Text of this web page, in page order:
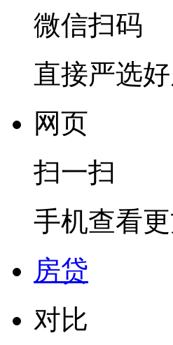
微信扫码
直接严选
网页
扫一扫
手机查看
房贷
对比